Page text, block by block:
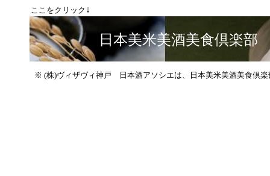
ここをクリック ↓
※ (株)ヴィザヴィ神戸 日本酒アソシエは、日本美米美酒美食倶楽
日本美米美酒美食倶楽部